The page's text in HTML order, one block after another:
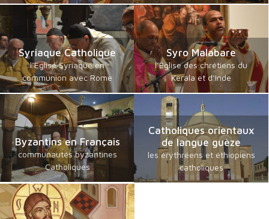
Syriaque Catholique
l’Eglise Syriaque en
communion avec Rome
Syro Malabare
l’Eglise des chrétiens du
Kerala et d’Inde
Byzantins en Français
communautés byzantines
Catholiques
Catholiques orientaux
de langue guèze
les érythréens et éthiopiens
catholiques